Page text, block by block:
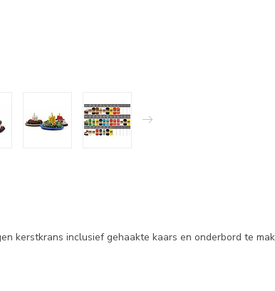
kerstkrans inclusief gehaakte kaars en onderbord te